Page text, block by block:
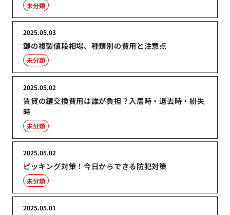
未分類
鍵の複製値段相場、種類別の費用と注意点
2025.05.03
未分類
賃貸の鍵交換費用は誰が負担？入居時・退去時・紛失
時
2025.05.02
未分類
ピッキング対策！今日からできる防犯対策
2025.05.02
未分類
2025.05.01